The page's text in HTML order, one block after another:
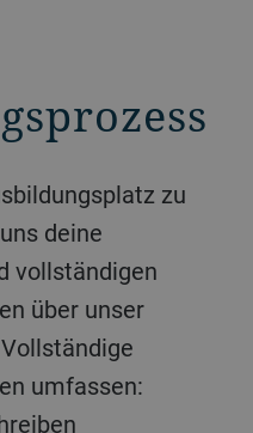
deine
vollständigen
über unser
umfassen: